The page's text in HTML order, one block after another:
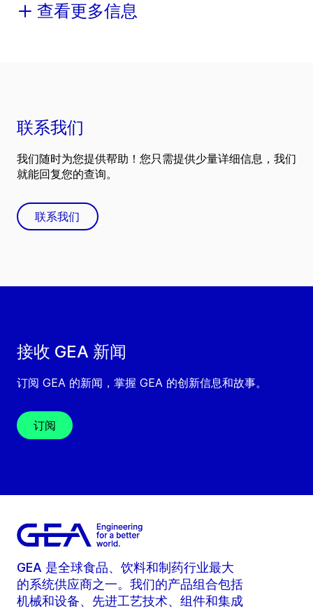
查看更多信息
接收 GEA 新闻
订阅 GEA 的新闻，掌握 GEA 的创新信息和故事。
订阅
联系我们
我们随时为您提供帮助！您只需提供少量详细信息，我们
就能回复您的查询。
联系我们
GEA 是全球食品、饮料和制药行业最大
的系统供应商之一。我们的产品组合包括
机械和设备、先进工艺技术、组件和集成